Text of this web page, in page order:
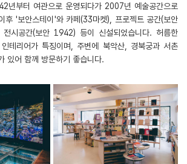
년부터 여관으로 운영되다가 2007년 예술공간으로
후 '보안스테이'와 카페(33마켓), 프로젝트 공간(보안
전시공간(보안 1942) 등이 신설되었습니다. 허름한
테리어가 특징이며, 주변에 북악산, 경북궁과 서촌
있어 함께 방문하기 좋습니다.